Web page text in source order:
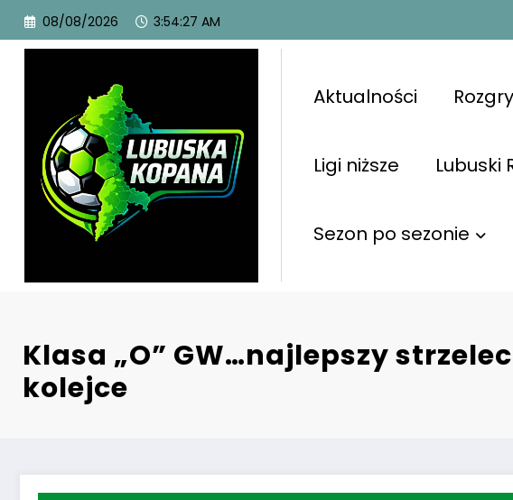
08/08/2026 3:54:28 AM
Aktualności
Ligi niższe Lubuski
Sezon po sezonie
Klasa „O” GW…najlepszy strzelec
kolejce